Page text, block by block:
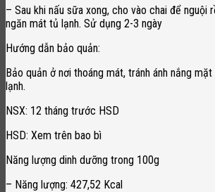
– Sau khi nấu sữa xong, cho vào chai để nguội
ngăn mát tủ lạnh. Sử dụng 2-3 ngày
Hướng dẫn bảo quản:
Bảo quản ở nơi thoáng mát, tránh ánh nắng
lạnh.
NSX: 12 tháng trước HSD
HSD: Xem trên bao bì
Năng lượng dinh dưỡng trong 100g
– Năng lượng: 427,52 Kcal